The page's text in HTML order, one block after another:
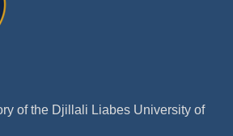
of the Djillali Liabes University of